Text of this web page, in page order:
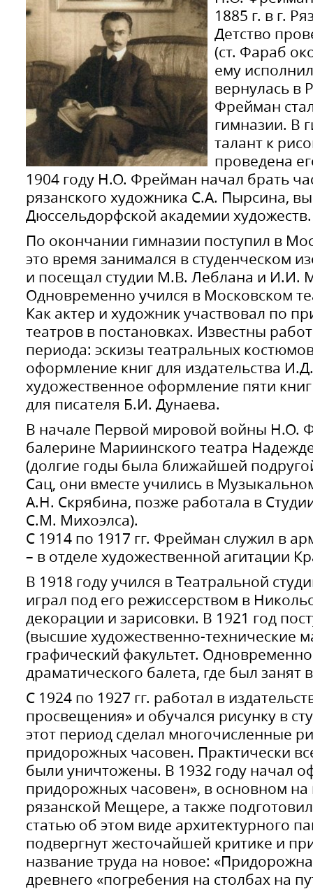
1885 г. в г.
Детство
(ст. Фараб
ему
вернулась в
Фрейман
гимназии. В
талант к
проведена
1904 году Н.О. Фрейман начал брать
рязанского художника С.А. Пырсина,
Дюссельдорфской академии художеств.
По окончании гимназии поступил в
это время занимался в студенческом
и посещал студии М.В. Леблана и И.И.
Одновременно учился в Московском
Как актер и художник участвовал по
театров в постановках. Известны
периода: эскизы театральных
оформление книг для издательства
художественное оформление пяти
для писателя Б.И. Дунаева.
В начале Первой мировой войны Н.О.
балерине Мариинского театра
(долгие годы была ближайшей
Сац, они вместе учились в
А.Н. Скрябина, позже работала в
С.М. Михоэлса).
С 1914 по 1917 гг. Фрейман служил в
– в отделе художественной агитации
В 1918 году учился в Театральной
играл под его режиссерством в
декорации и зарисовки. В 1921 год
(высшие художественно-технические
графический факультет.
драматического балета, где был занят
С 1924 по 1927 гг. работал в
просвещения» и обучался рисунку в
этот период сделал многочисленные
придорожных часовен. Практически
были уничтожены. В 1932 году начал
придорожных часовен», в основном на
рязанской Мещере, а также
статью об этом виде архитектурного
подвергнут жесточайшей критике и
название труда на новое:
древнего «погребения на столбах на